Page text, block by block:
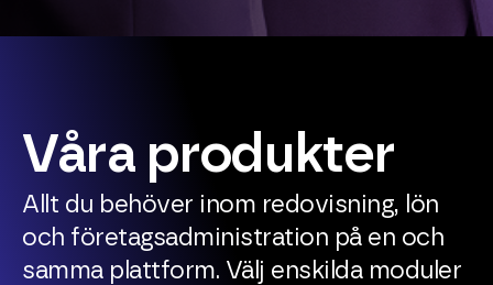
Våra produkter
Allt du behöver inom redovisning, lön
och företagsadministration på en och
samma plattform. Välj enskilda moduler